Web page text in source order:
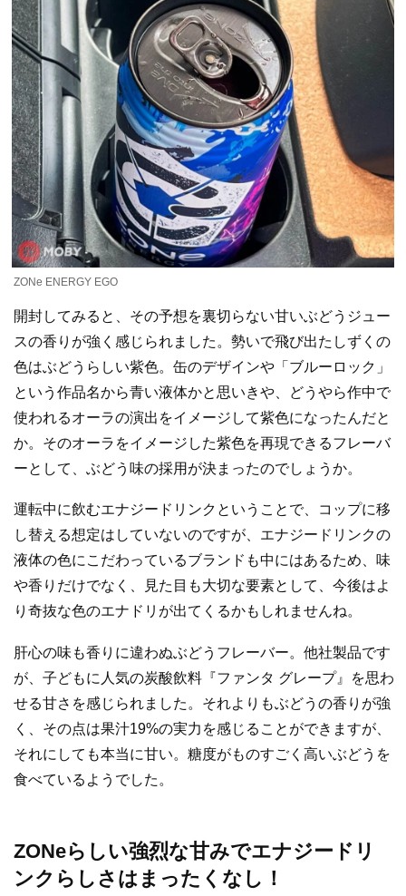
ZONe ENERGY EGO
開封してみると、その予想を裏切らない甘いぶどうジュー
スの香りが強く感じられました。勢いで飛び出たしずくの
色はぶどうらしい紫色。缶のデザインや「ブルーロック」
という作品名から青い液体かと思いきや、どうやら作中で
使われるオーラの演出をイメージして紫色になったんだと
か。そのオーラをイメージした紫色を再現できるフレーバ
ーとして、ぶどう味の採用が決まったのでしょうか。
運転中に飲むエナジードリンクということで、コップに移
し替える想定はしていないのですが、エナジードリンクの
液体の色にこだわっているブランドも中にはあるため、味
や香りだけでなく、見た目も大切な要素として、今後はよ
り奇抜な色のエナドリが出てくるかもしれませんね。
肝心の味も香りに違わぬぶどうフレーバー。他社製品です
が、子どもに人気の炭酸飲料『ファンタ グレープ』を思わ
せる甘さを感じられました。それよりもぶどうの香りが強
く、その点は果汁19%の実力を感じることができますが、
それにしても本当に甘い。糖度がものすごく高いぶどうを
食べているようでした。
ZONeらしい強烈な甘みでエナジードリ
ンクらしさはまったくなし！